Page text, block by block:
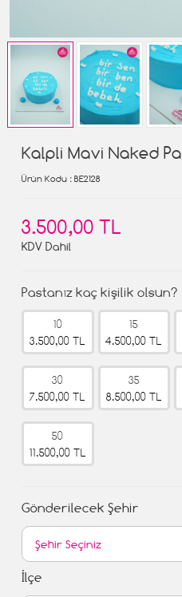
Kalpli Mavi Naked
Ürün Kodu : BE2128
3.500,00 TL
KDV Dahil
Pastanız kaç kişilik olsun?
10
3.500,00 TL
15
4.500,00 TL
30
7.500,00 TL
35
8.500,00 TL
50
11.500,00 TL
Gönderilecek Şehir
İlçe